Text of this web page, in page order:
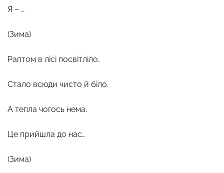
Я – …
(Зима)
Раптом в лісі посвітліло,
Стало всюди чисто й біло.
А тепла чогось нема.
Це прийшла до нас…
(Зима)